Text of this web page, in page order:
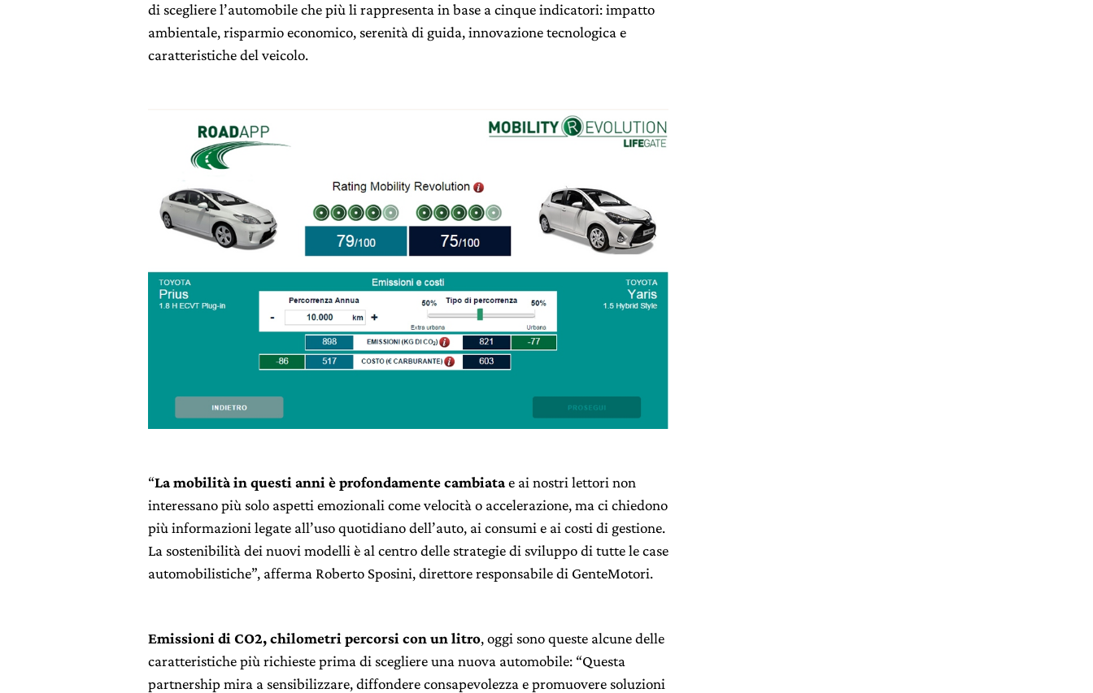
di scegliere l’automobile che più li rappresenta in base a cinque indicatori: impatto
ambientale, risparmio economico, serenità di guida, innovazione tecnologica e
caratteristiche del veicolo.
“La mobilità in questi anni è profondamente cambiatae ai nostri lettori non
interessano più solo aspetti emozionali come velocità o accelerazione, ma ci chiedono
più informazioni legate all’uso quotidiano dell’auto, ai consumi e ai costi di gestione.
La sostenibilità dei nuovi modelli è al centro delle strategie di sviluppo di tutte le case
automobilistiche”, afferma Roberto Sposini, direttore responsabile di GenteMotori.
Emissioni di CO2, chilometri percorsi con un litro, oggi sono queste alcune delle
caratteristiche più richieste prima di scegliere una nuova automobile: “Questa
partnership mira a sensibilizzare, diffondere consapevolezza e promuovere soluzioni